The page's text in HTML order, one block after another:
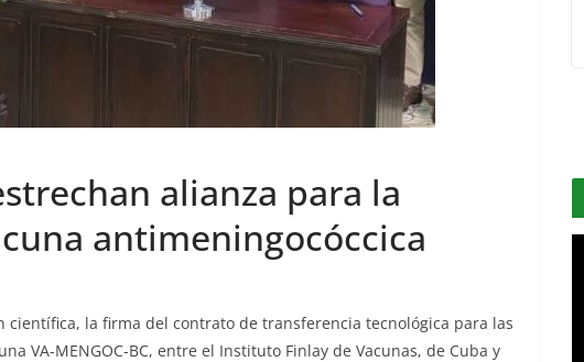
alianza para la
antimeningocóccica
científica, la firma del contrato de transferencia tecnológica para las
VA-MENGOC-BC, entre el Instituto Finlay de Vacunas, de Cuba y